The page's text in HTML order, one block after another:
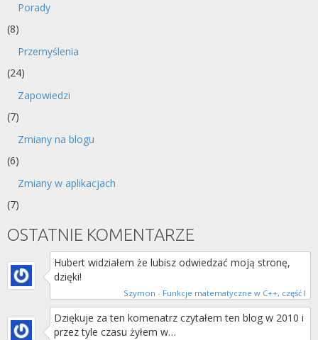
Porady
(8)
Przemyślenia
(24)
Zapowiedzi
(7)
Zmiany na blogu
(6)
Zmiany w aplikacjach
(7)
OSTATNIE KOMENTARZE
Hubert widziałem że lubisz odwiedzać moją stronę,
dzięki!
Szymon - Funkcje matematyczne w C++, część I
Dziękuje za ten komenatrz czytałem ten blog w 2010 i
przez tyle czasu żyłem w…